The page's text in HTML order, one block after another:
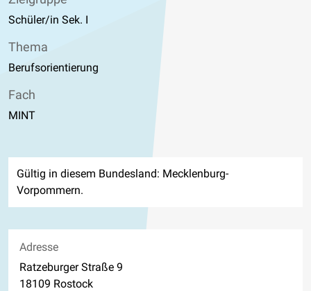
Schüler/in Sek. I
Thema
Berufsorientierung
Fach
MINT
Gültig in diesem Bundesland: Mecklenburg-
Vorpommern.
Adresse
Ratzeburger Straße 9
18109 Rostock